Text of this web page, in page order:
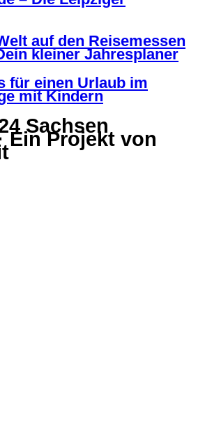
auf den Reisemessen
kleiner Jahresplaner
für einen Urlaub im
mit Kindern
Sachsen
Ein Projekt von